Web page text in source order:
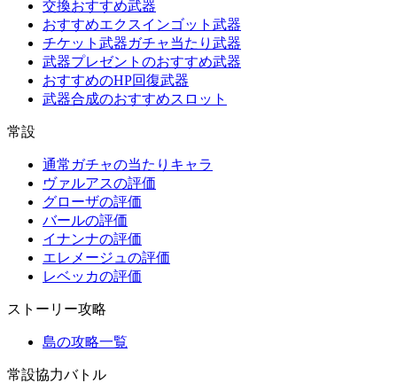
交換おすすめ武器
おすすめエクスインゴット武器
チケット武器ガチャ当たり武器
武器プレゼントのおすすめ武器
おすすめのHP回復武器
武器合成のおすすめスロット
常設
通常ガチャの当たりキャラ
ヴァルアスの評価
グローザの評価
バールの評価
イナンナの評価
エレメージュの評価
レベッカの評価
ストーリー攻略
島の攻略一覧
常設協力バトル